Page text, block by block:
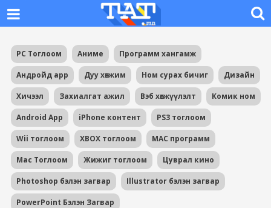
PC Тоглоом Аниме Программ хангамж
Андройд app Дуу хөгжим Ном сурах бичиг Дизайн
Хичээл Захиалгат ажил Вэб хөгжүүлэлт Комик ном
Android App iPhone контент PS3 тоглоом
Wii тоглоом XBOX тоглоом MAC программ
Mac Тоглоом Жижиг тоглоом Цуврал кино
Photoshop бэлэн загвар Illustrator бэлэн загвар
PowerPoint Бэлэн Загвар